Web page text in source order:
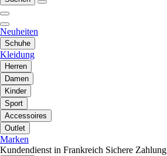
Neuheiten
Schuhe
Kleidung
Herren
Damen
Kinder
Sport
Accessoires
Outlet
Marken
Kundendienst in Frankreich Sichere Zahlung